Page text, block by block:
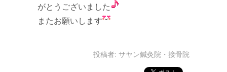
がとうございました
またお願いします
投稿者: サヤン鍼灸院・接骨院